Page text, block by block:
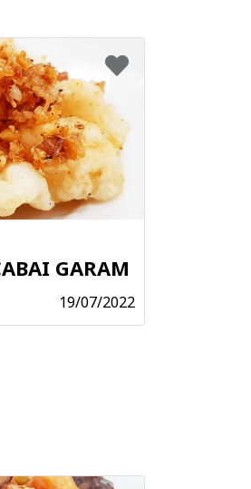
GARAM
19/07/2022